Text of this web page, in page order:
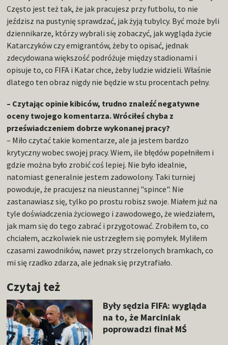
Często jest też tak, że jak pracujesz przy futbolu, to nie
jeździsz na pustynię sprawdzać, jak żyją tubylcy. Być może byli
dziennikarze, którzy wybrali się zobaczyć, jak wygląda życie
Katarczyków czy emigrantów, żeby to opisać, jednak
zdecydowana większość podróżuje między stadionami i
opisuje to, co FIFA i Katar chce, żeby ludzie widzieli. Właśnie
dlatego ten obraz nigdy nie będzie w stu procentach pełny.
– Czytając opinie kibiców, trudno znaleźć negatywne
oceny twojego komentarza. Wróciłeś chyba z
przeświadczeniem dobrze wykonanej pracy?
– Miło czytać takie komentarze, ale ja jestem bardzo
krytyczny wobec swojej pracy. Wiem, ile błędów popełniłem i
gdzie można było zrobić coś lepiej. Nie było idealnie,
natomiast generalnie jestem zadowolony. Taki turniej
powoduje, że pracujesz na nieustannej "spince". Nie
zastanawiasz się, tylko po prostu robisz swoje. Miałem już na
tyle doświadczenia życiowego i zawodowego, że wiedziałem,
jak mam się do tego zabrać i przygotować. Zrobiłem to, co
chciałem, aczkolwiek nie ustrzegłem się pomyłek. Myliłem
czasami zawodników, nawet przy strzelonych bramkach, co
mi się rzadko zdarza, ale jednak się przytrafiało.
Czytaj też
Były sędzia FIFA: wygląda
na to, że Marciniak
poprowadzi finał MŚ